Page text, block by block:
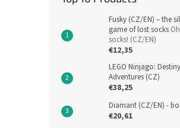
Fusky (CZ/EN) – the
game of lost socks
socks! (CZ/EN)
€12,35
LEGO Ninjago:
Adventures (CZ)
€38,25
Diamant (CZ/EN) -
€20,61